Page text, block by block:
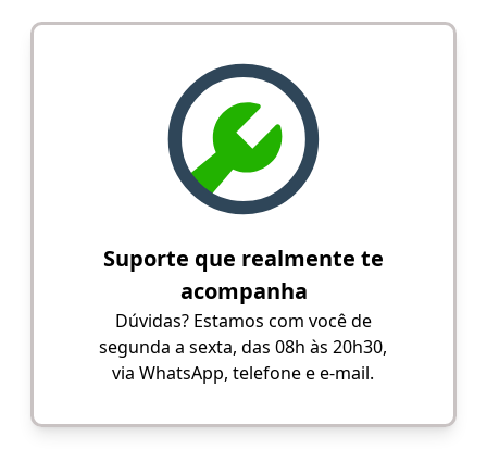
Suporte que realmente te
acompanha
Dúvidas? Estamos com você de
segunda a sexta, das 08h às 20h30,
via WhatsApp, telefone e e-mail.